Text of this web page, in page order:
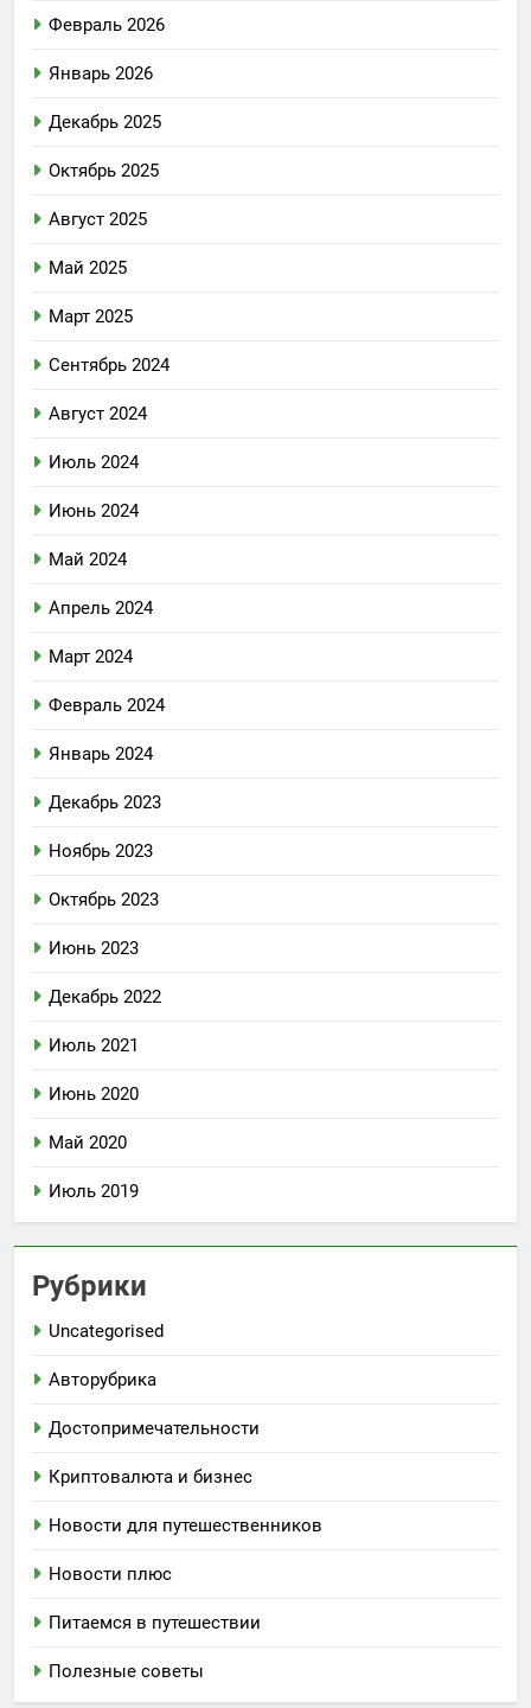
Февраль 2026
Январь 2026
Декабрь 2025
Октябрь 2025
Август 2025
Май 2025
Март 2025
Сентябрь 2024
Август 2024
Июль 2024
Июнь 2024
Май 2024
Апрель 2024
Март 2024
Февраль 2024
Январь 2024
Декабрь 2023
Ноябрь 2023
Октябрь 2023
Июнь 2023
Декабрь 2022
Июль 2021
Июнь 2020
Май 2020
Июль 2019
Рубрики
Uncategorised
Авторубрика
Достопримечательности
Криптовалюта и бизнес
Новости для путешественников
Новости плюс
Питаемся в путешествии
Полезные советы